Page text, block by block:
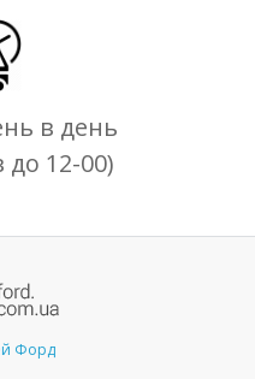
в день
до 12-00)
Форд